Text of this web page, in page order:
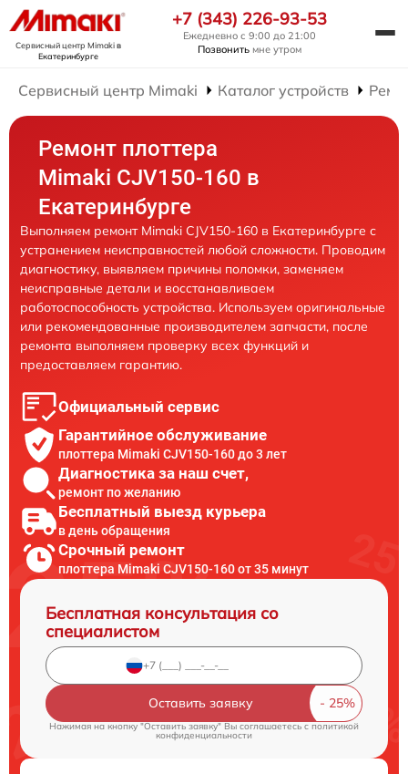
Сервисный центр Mimakiв
Екатеринбурге
+7 (343) 226-93-53
Ежедневно с 9:00 до 21:00
Позвонить мне утром
Сервисный центр Mimaki Каталог устройств
Ремонт плоттера
Mimaki СJV150-160 в
Екатеринбурге
Выполняем ремонт Mimaki СJV150-160 в Екатеринбурге с
устранением неисправностей любой сложности. Проводим
диагностику, выявляем причины поломки, заменяем
неисправные детали и восстанавливаем
работоспособность устройства. Используем оригинальные
или рекомендованные производителем запчасти, после
ремонта выполняем проверку всех функций и
предоставляем гарантию.
Официальный сервис
Гарантийное обслуживание
плоттера Mimaki СJV150-160 до 3 лет
Диагностика за наш счет,
ремонт по желанию
Бесплатный выезд курьера
в день обращения
Срочный ремонт
плоттера Mimaki СJV150-160 от 35 минут
Бесплатная консультация со
специалистом
Оставить заявку
Нажимая на кнопку "Оставить заявку" Вы соглашаетесь cполитикой
конфиденциальности